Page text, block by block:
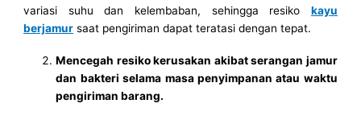
variasi suhu dan kelembaban, sehingga resiko kayu
berjamur saat pengiriman dapat teratasi dengan tepat.
Mencegah resiko kerusakan akibat serangan jamur
dan bakteri selama masa penyimpanan atau waktu
pengiriman barang.